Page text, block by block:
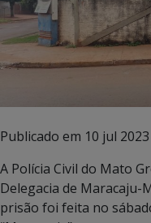
Publicado em 10 jul 2023
A Polícia Civil do Mato
Delegacia de Maracaju-
prisão foi feita no